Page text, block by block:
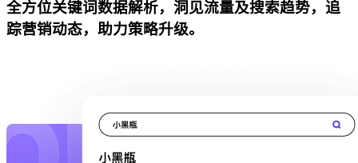
全方位关键词数据解析，洞见流量及搜索趋势，追
踪营销动态，助力策略升级。